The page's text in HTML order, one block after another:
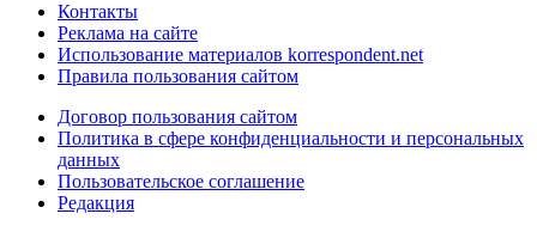
Контакты
Реклама на сайте
Использование материалов korrespondent.net
Правила пользования сайтом
Договор пользования сайтом
Политика в сфере конфиденциальности и персональных
данных
Пользовательское соглашение
Редакция